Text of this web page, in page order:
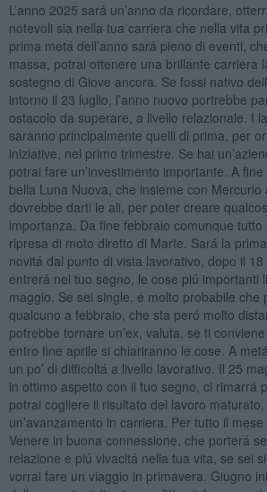
L’anno 2025 sará un’anno da ricordare,
notevoli sia nella tua carriera che nella vita
prima metá dell’anno sará pieno di eventi,
massa, potrai ottenere una brillante carriera
sostegno di Giove ancora. Se fossi nativo
intorno il 23 luglio, l’anno nuovo portrebbe
ostacolo da superare, a livello relazionale. I
saranno principalmente quelli di prima, per
iniziative, nel primo trimestre. Se hai
potrai fare un’investimento importante. A
bella Luna Nuova, che insieme con Mercurio
dovrebbe darti le ali, per poter creare
importanza. Da fine febbraio comunque
ripresa di moto diretto di Marte. Sará la
novitá dal punto di vista lavorativo, dopo il
entrerá nel tuo segno, le cose piú importanti
maggio. Se sei single, é molto probabile che
qualcuno a febbraio, che sta peró molto
potrebbe tornare un’ex, valuta, se ti
entro fine aprile si chiariranno le cose. A
un po’ di difficoltá a livello lavorativo. Il 25
in ottimo aspetto con il tuo segno, ci rimarrá
potrai cogliere il risultato del lavoro
un’avanzamento in carriera. Per tutto il
Venere in buona connessione, che porterá
relazione e piú vivacitá nella tua vita, se sei
vorrai fare un viaggio in primavera. Giugno